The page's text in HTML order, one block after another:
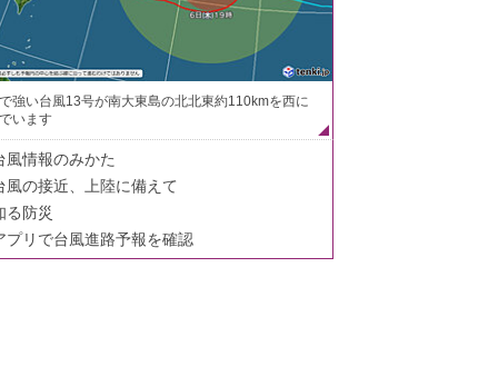
強い台風13号が南大東島の北北東約110kmを西に
います
風情報のみかた
風の接近、上陸に備えて
る防災
プリで台風進路予報を確認